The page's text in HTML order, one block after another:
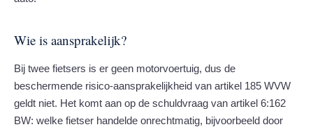
Wie is aansprakelijk?
Bij twee fietsers is er geen motorvoertuig, dus de
beschermende risico-aansprakelijkheid van artikel 185 WVW
geldt niet. Het komt aan op de schuldvraag van artikel 6:162
BW: welke fietser handelde onrechtmatig, bijvoorbeeld door